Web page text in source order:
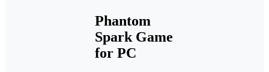
Phantom
Spark Game
for PC